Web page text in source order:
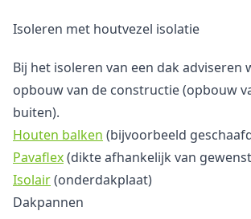
Isoleren met houtvezel isolatie
Bij het isoleren van een dak adviseren
opbouw van de constructie (opbouw
buiten).
Houten balken (bijvoorbeeld
Pavaflex(dikte afhankelijk van
Isolair(onderdakplaat)
Dakpannen